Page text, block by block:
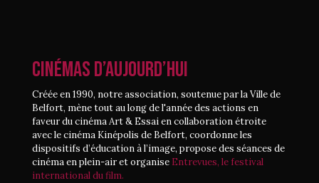
CINÉMAS D’AUJOURD’HUI
Créée en 1990, notre association, soutenue par la Ville de
Belfort, mène tout au long de l'année des actions en
faveur du cinéma Art & Essai en collaboration étroite
avec le cinéma Kinépolis de Belfort, coordonne les
dispositifs d’éducation à l’image, propose des séances de
cinéma en plein-air et organise Entrevues, le festival
international du film.